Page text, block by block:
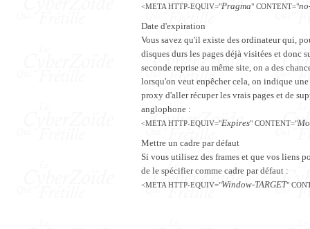
<META HTTP-EQUIV="Pragma" CONTENT="
Date d'expiration
Vous savez qu'il existe des ordinateur qui,
disques durs les pages déjà visitées et donc
seconde reprise au même site, on a des
lorsqu'on veut enpêcher cela, on indique
proxy d'aller récuper les vrais pages et de
anglophone :
<META HTTP-EQUIV="Expires" CONTENT="
Mettre un cadre par défaut
Si vous utilisez des frames et que vos liens
de le spécifier comme cadre par défaut :
<META HTTP-EQUIV="Window-TARGET"